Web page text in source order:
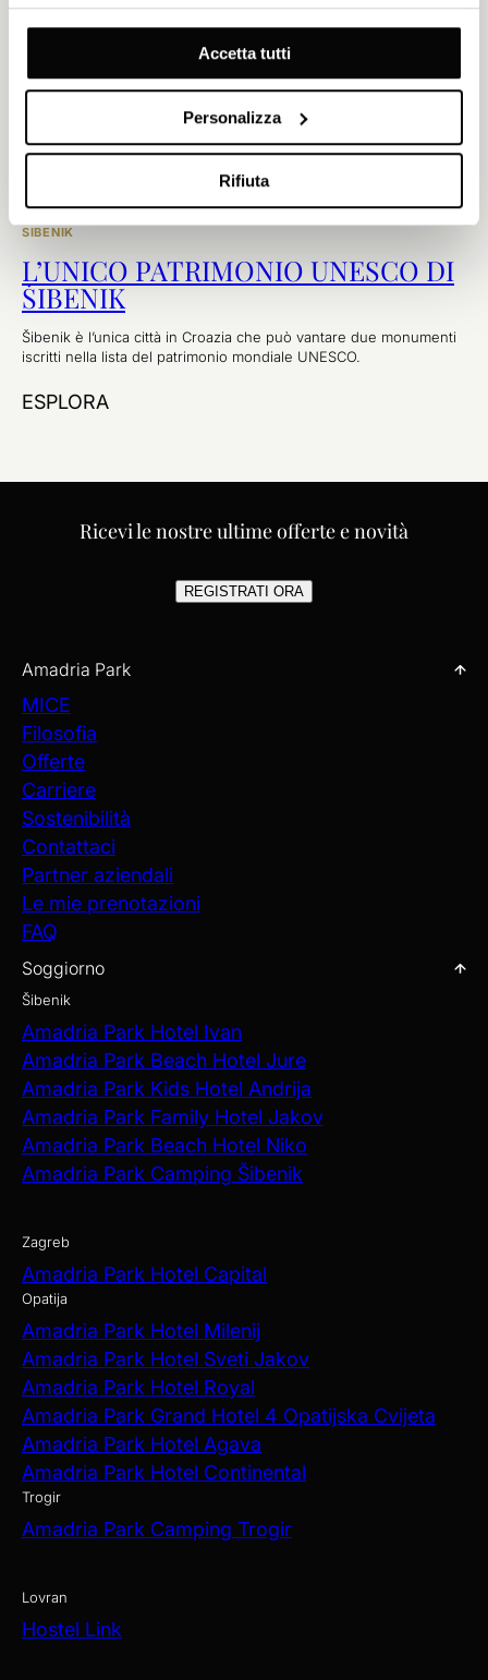
Accetta tutti
Personalizza
Rifiuta
SIBENIK
L’UNICO PATRIMONIO UNESCO DI
ŠIBENIK
Šibenik è l’unica città in Croazia che può vantare due monumenti
iscritti nella lista del patrimonio mondiale UNESCO.
ESPLORA
Ricevi le nostre ultime offerte e novità
REGISTRATI ORA
Amadria Park
MICE
Filosofia
Offerte
Carriere
Sostenibilità
Contattaci
Partner aziendali
Le mie prenotazioni
FAQ
Soggiorno
Šibenik
Amadria Park Hotel Ivan
Amadria Park Beach Hotel Jure
Amadria Park Kids Hotel Andrija
Amadria Park Family Hotel Jakov
Amadria Park Beach Hotel Niko
Amadria Park Camping Šibenik
Zagreb
Amadria Park Hotel Capital
Opatija
Amadria Park Hotel Milenij
Amadria Park Hotel Sveti Jakov
Amadria Park Hotel Royal
Amadria Park Grand Hotel 4 Opatijska Cvijeta
Amadria Park Hotel Agava
Amadria Park Hotel Continental
Trogir
Amadria Park Camping Trogir
Lovran
Hostel Link